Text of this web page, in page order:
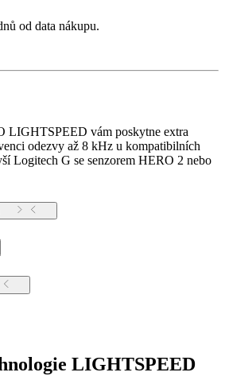
od data nákupu.
LIGHTSPEED vám poskytne extra
odezvy až 8 kHz u kompatibilních
Logitech G se senzorem HERO 2 nebo
LIGHTSPEED